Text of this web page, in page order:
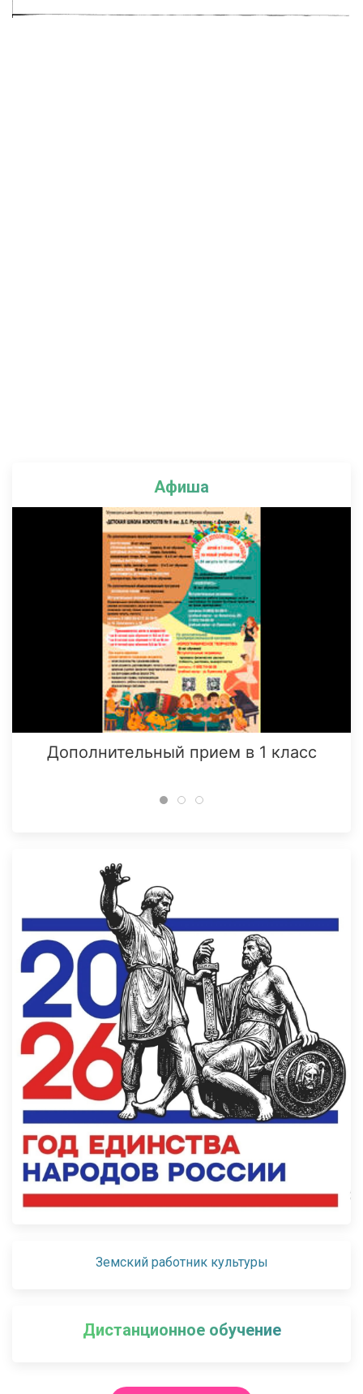
Афиша
Дополнительный прием в 1 класс
Земский работник культуры
Дистанционное обучение